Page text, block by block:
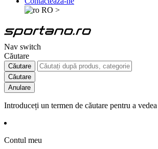
RO >
Nav switch
Căutare
Căutare
Căutare
Anulare
Introduceți un termen de căutare pentru a
Contul meu